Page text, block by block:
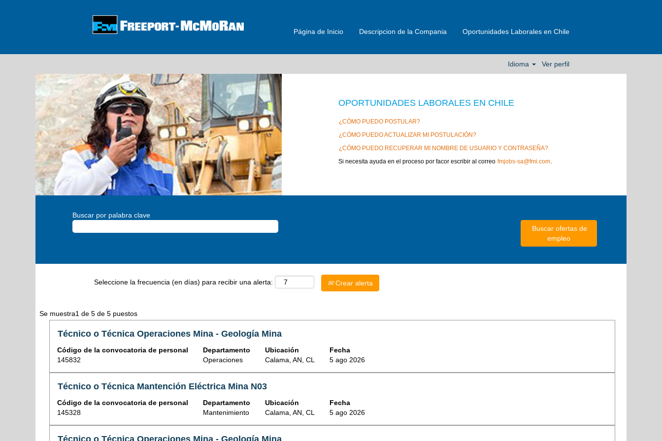
Página de Inicio Descripcion de la Compania Oportunidades Laborales en Chile
Idioma Ver perfil
Oportunidades
Laborales
en
Chile
OPORTUNIDADES LABORALES EN CHILE
¿CÓMO PUEDO POSTULAR?
¿CÓMO PUEDO ACTUALIZAR MI POSTULACIÓN?
¿CÓMO PUEDO RECUPERAR MI NOMBRE DE USUARIO Y CONTRASEÑA?
Si necesita ayuda en el proceso por facor escribir al correo fmjobs-sa@fmi.com
Buscar por palabra clave
Seleccione la frecuencia (en días) para recibir una alerta: Crear alerta
Se muestra1 de 5 de 5 puestosResultados
de
búsqueda
"".
muestra1
de
5
de
Nombre
la
posición
Técnico o Técnica Operaciones Mina - Geología Mina
Código de la convocatoria de personal
145832
Departamento
Operaciones
Ubicación
Calama, AN, CL
Fecha
5 ago 2026
Seleccione
la
barra
espaciadora
para
ver
el
contenido
Nombre
la
posición
Técnico o Técnica Mantención Eléctrica Mina N03
Código de la convocatoria de personal
145328
Departamento
Mantenimiento
Ubicación
Calama, AN, CL
Fecha
5 ago 2026
Seleccione
la
barra
espaciadora
para
Nombre
Técnico o Técnica Operaciones Mina - Geología Mina
Seleccione